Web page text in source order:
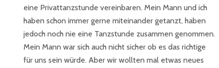
eine Privattanzstunde vereinbaren. Mein Mann und ich
haben schon immer gerne miteinander getanzt, haben
jedoch noch nie eine Tanzstunde zusammen genommen.
Mein Mann war sich auch nicht sicher ob es das richtige
für uns sein würde. Aber wir wollten mal etwas neues